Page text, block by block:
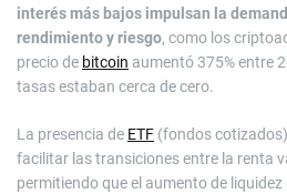
interés más bajos impulsan la
rendimiento y riesgo, como los
precio de bitcoin aumentó 375% entre
tasas estaban cerca de cero.
La presencia de ETF (fondos
facilitar las transiciones entre la renta
permitiendo que el aumento de